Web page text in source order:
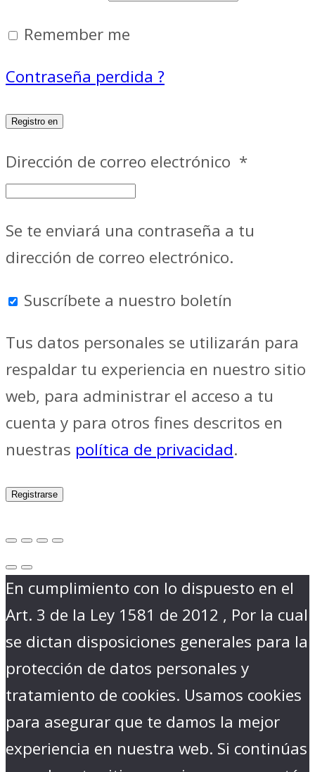
Remember me
Contraseña perdida ?
Registro en
Dirección de correo electrónico *
Se te enviará una contraseña a tu
dirección de correo electrónico.
Suscríbete a nuestro boletín
Tus datos personales se utilizarán para
respaldar tu experiencia en nuestro sitio
web, para administrar el acceso a tu
cuenta y para otros fines descritos en
nuestras política de privacidad.
Registrarse
En cumplimiento con lo dispuesto en el
Art. 3 de la Ley 1581 de 2012 , Por la cual
se dictan disposiciones generales para la
protección de datos personales y
tratamiento de cookies. Usamos cookies
para asegurar que te damos la mejor
experiencia en nuestra web. Si continúas